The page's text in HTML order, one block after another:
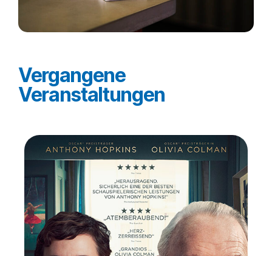
Vergangene
Veranstaltungen